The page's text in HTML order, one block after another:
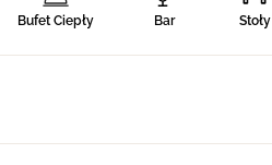
Bufet Ciepły Bar Stoły